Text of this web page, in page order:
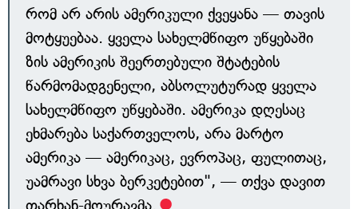
რომ არ არის ამერიკული ქვეყანა — თავის
მოტყუებაა. ყველა სახელმწიფო უწყებაში
ზის ამერიკის შეერთებული შტატების
წარმომადგენელი, აბსოლუტურად ყველა
სახელმწიფო უწყებაში. ამერიკა დღესაც
ეხმარება საქართველოს, არა მარტო
ამერიკა — ამერიკაც, ევროპაც, ფულითაც,
უამრავი სხვა ბერკეტებით", — თქვა დავით